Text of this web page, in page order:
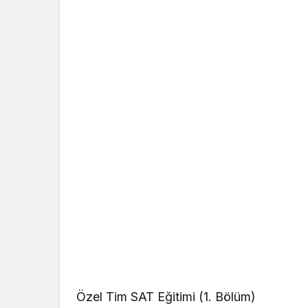
Özel Tim SAT Eğitimi (1. Bölüm)